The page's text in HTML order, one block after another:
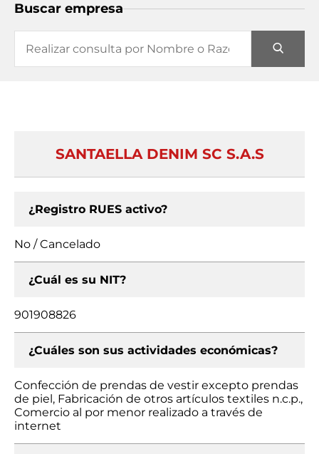
Buscar empresa
SANTAELLA DENIM SC S.A.S
¿Registro RUES activo?
No / Cancelado
¿Cuál es su NIT?
901908826
¿Cuáles son sus actividades económicas?
Confección de prendas de vestir excepto prendas
de piel, Fabricación de otros artículos textiles n.c.p.,
Comercio al por menor realizado a través de
internet